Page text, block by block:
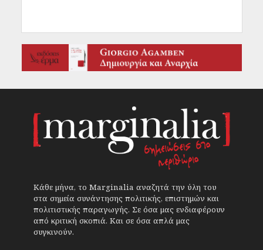
Κάθε μήνα, το Marginalia αναζητά την ύλη του
στα σημεία συνάντησης πολιτικής, επιστημών και
πολιτιστικής παραγωγής. Σε όσα μας ενδιαφέρουν
από κριτική σκοπιά. Και σε όσα απλά μας
συγκινούν.